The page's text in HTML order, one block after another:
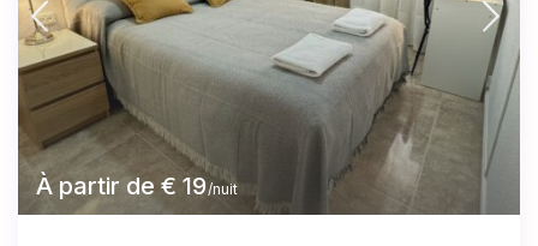
À partir de € 19/nuit